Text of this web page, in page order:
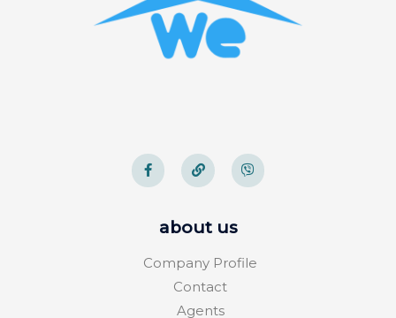
about us
Company Profile
Contact
Agents